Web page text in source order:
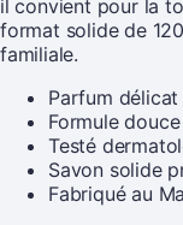
il convient pour la
format solide de
familiale.
Parfum délicat
Formule
Testé
Savon solide
Fabriqué au